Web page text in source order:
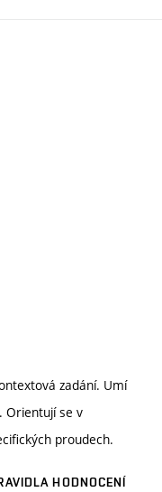
zadání. Umí
Orientují se v
proudech.
HODNOCENÍ